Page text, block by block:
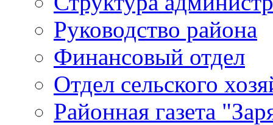
Руководство района
Финансовый отдел
Отдел сельского
Районная газета